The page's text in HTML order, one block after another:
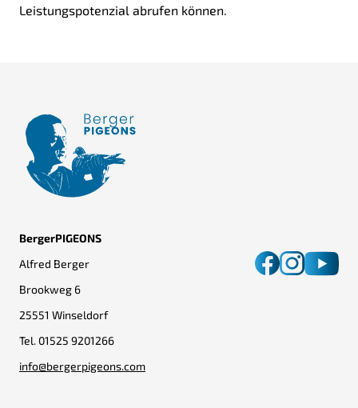
Leistungspotenzial abrufen können.
BergerPIGEONS
Alfred Berger
Brookweg 6
25551 Winseldorf
Tel. 01525 9201266
info@bergerpigeons.com